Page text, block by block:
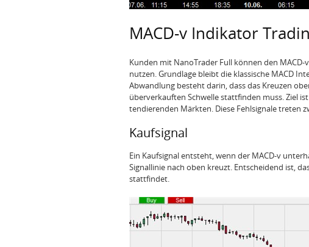
MACD-v Indikator
Kunden mit NanoTrader Full können den
nutzen. Grundlage bleibt die klassische MACD
Abwandlung besteht darin, dass das Kreuzen
überverkauften Schwelle stattfinden muss. Ziel
tendierenden Märkten. Diese Fehlsignale treten
Kaufsignal
Ein Kaufsignal entsteht, wenn der MACD-v
Signallinie nach oben kreuzt. Entscheidend ist,
stattfindet.